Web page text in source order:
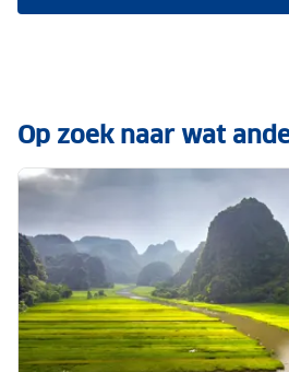
Op zoek naar wat